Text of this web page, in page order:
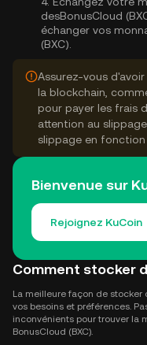
desBonusCloud
échanger vos
(BXC).
Assurez-vous
la blockchain,
pour payer les frais
attention au
slippage en
Bienvenue sur
Rejoignez KuCoin
Comment stocker
La meilleure façon de stocker
vos besoins et préférences.
inconvénients pour trouver la
BonusCloud (BXC).